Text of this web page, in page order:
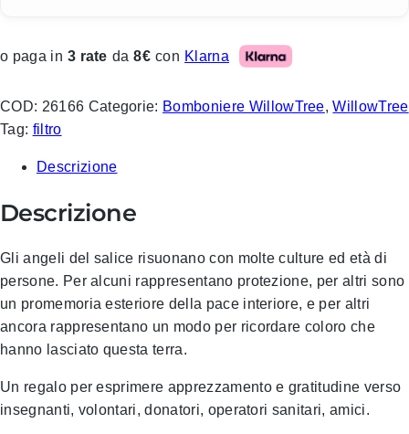
o paga in 3 rate da 8€ con Klarna
COD: 26166 Categorie: Bomboniere WillowTree,WillowTree
Tag: filtro
Descrizione
Descrizione
Gli angeli del salice risuonano con molte culture ed età di
persone. Per alcuni rappresentano protezione, per altri sono
un promemoria esteriore della pace interiore, e per altri
ancora rappresentano un modo per ricordare coloro che
hanno lasciato questa terra.
Un regalo per esprimere apprezzamento e gratitudine verso
insegnanti, volontari, donatori, operatori sanitari, amici.